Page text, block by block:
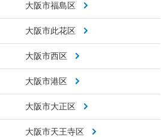
大阪市福島区
大阪市此花区
大阪市西区
大阪市港区
大阪市大正区
大阪市天王寺区